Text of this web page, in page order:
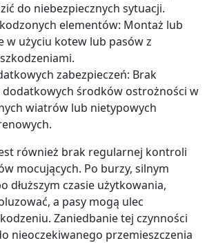
do niebezpiecznych sytuacji.
elementów: Montaż lub
w użyciu kotew lub pasów z
zabezpieczeń: Brak
dodatkowych środków ostrożności w
wiatrów lub nietypowych
również brak regularnej kontroli
mocujących. Po burzy, silnym
dłuższym czasie użytkowania,
a pasy mogą ulec
Zaniedbanie tej czynności
nieoczekiwanego przemieszczenia